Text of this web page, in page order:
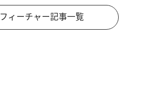
フィーチャー記事一覧